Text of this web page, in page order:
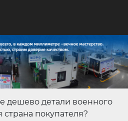
дешево детали военного
покупателя?